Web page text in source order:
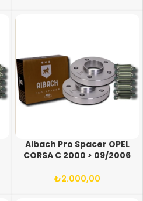
Aibach Pro Spacer OPEL
CORSA C 2000 > 09/2006
12X1.50 BİJON
₺2.000,00